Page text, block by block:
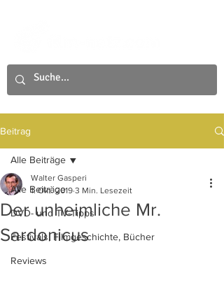
Beitrag
Alle Beiträge
DVD- und TV-Tipps
Festivals, Filmgeschichte, Bücher
Reviews
Alle Beiträge
Der unheimliche Mr.
Sardonicus
Walter Gasperi
1. Okt. 2019 3 Min. Lesezeit